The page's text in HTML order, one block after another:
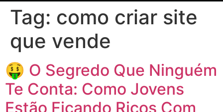
Tag: como criar site
que vende
🤑 O Segredo Que Ninguém
Te Conta: Como Jovens
Estão Ficando Ricos Com